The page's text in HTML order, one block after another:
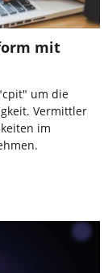
mit
um die
Vermittler
im